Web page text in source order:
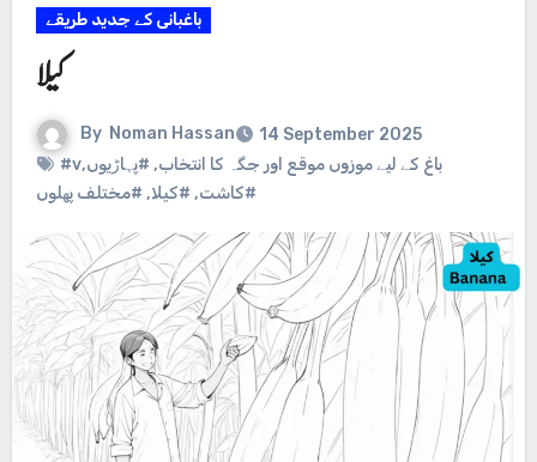
باغبانی کے جدید طریقے
کیلا
By Noman Hassan
14 September 2025
#vباغ کے لیے موزوں موقع اور جگہ کا انتخاب, #پہاڑیوں,
#کاشت, #کیلا, #مختلف پھلوں